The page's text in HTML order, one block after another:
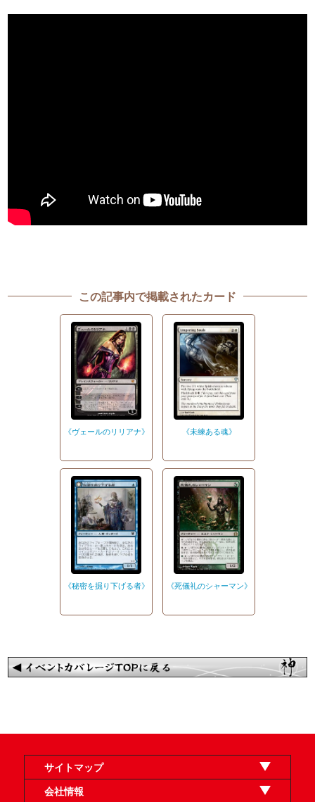
この記事内で掲載されたカード
《ヴェールのリリアナ》 《未練ある魂》
《秘密を掘り下げる者》 《死儀礼のシャーマン》
サイトマップ
オンラインショップ
買取
記事
選手一覧
デッキ検索
デッキ構築
イベント・大会
店舗のご案内
お問い合わせ
ヘルプ
FAQ
会社情報